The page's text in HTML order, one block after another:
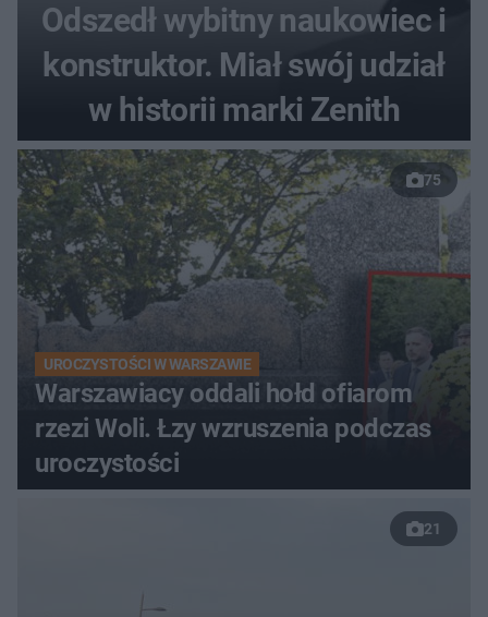
Odszedł wybitny naukowiec i
konstruktor. Miał swój udział
w historii marki Zenith
75
UROCZYSTOŚCI W WARSZAWIE
Warszawiacy oddali hołd ofiarom
rzezi Woli. Łzy wzruszenia podczas
uroczystości
21